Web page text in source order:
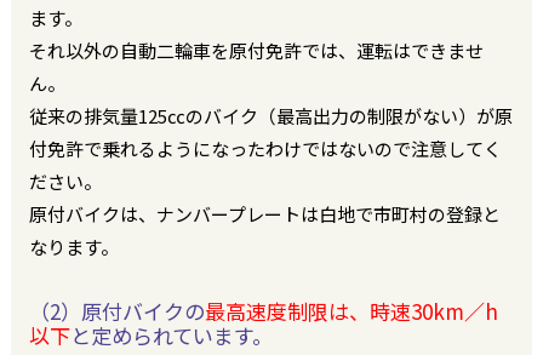
ます。
それ以外の自動二輪車を原付免許では、運転はできませ
ん。
従来の排気量125㏄のバイク（最高出力の制限がない）が原
付免許で乗れるようになったわけではないので注意してく
ださい。
原付バイクは、ナンバープレートは白地で市町村の登録と
なります。
（2）原付バイクの最高速度制限は、時速30km／h
以下と定められています。